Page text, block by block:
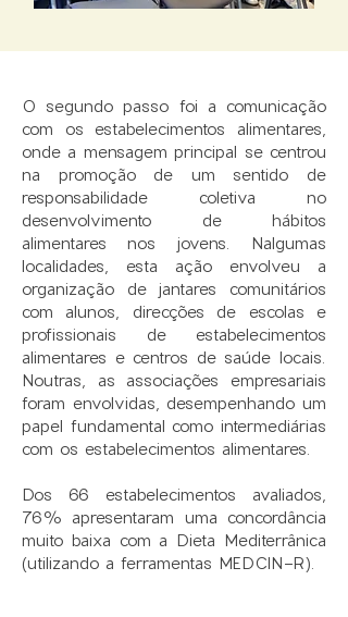
​O segundo passo foi a comunicação
com os estabelecimentos alimentares,
onde a mensagem principal se centrou
na promoção de um sentido de
responsabilidade coletiva no
desenvolvimento de hábitos
alimentares nos jovens. Nalgumas
localidades, esta ação envolveu a
organização de jantares comunitários
com alunos, direcções de escolas e
profissionais de estabelecimentos
alimentares e centros de saúde locais.
Noutras, as associações empresariais
foram envolvidas, desempenhando um
papel fundamental como intermediárias
com os estabelecimentos alimentares.
Dos 66 estabelecimentos avaliados,
76% apresentaram uma concordância
muito baixa com a Dieta Mediterrânica
(utilizando a ferramentas MEDCIN-R).​